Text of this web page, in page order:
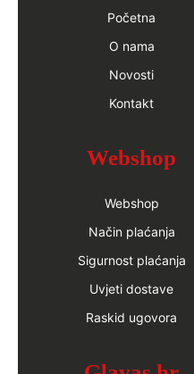
Početna
O nama
Novosti
Kontakt
Webshop
Webshop
Način plaćanja
Sigurnost plaćanja
Uvjeti dostave
Raskid ugovora